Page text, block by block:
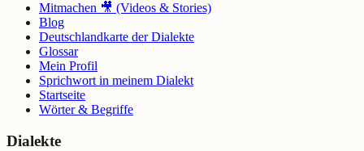
Mitmachen 🎥 (Videos & Stories)
Blog
Deutschlandkarte der Dialekte
Glossar
Mein Profil
Sprichwort in meinem Dialekt
Startseite
Wörter & Begriffe
Dialekte